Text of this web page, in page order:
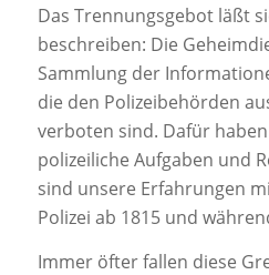
Das Trennungsgebot läßt
beschreiben: Die
Sammlung der
die den Polizeibehörden
verboten sind. Dafür
polizeiliche Aufgaben und
sind unsere Erfahrungen
Polizei ab 1815 und
Immer öfter fallen diese